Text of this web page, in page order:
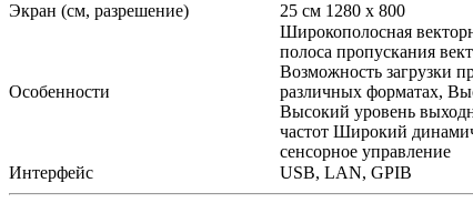
Экран (см, разрешение)
25 см 1280 х 800
Особенности
Широкополосная
полоса пропускания
Возможность загрузки
различных форматах,
Высокий уровень
частот Широкий
сенсорное управление
Интерфейс
USB, LAN, GPIB